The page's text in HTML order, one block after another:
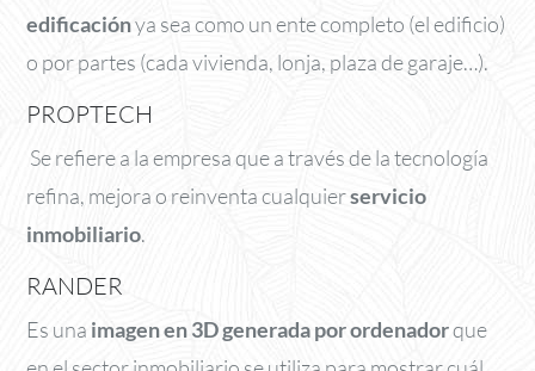
edificaciónya sea como un ente completo (el edificio)
o por partes (cada vivienda, lonja, plaza de garaje…).
PROPTECH
Se refiere a la empresa que a través de la tecnología
refina, mejora o reinventa cualquierservicio
inmobiliario.
RANDER
Es una imagen en 3D generada por ordenadorque